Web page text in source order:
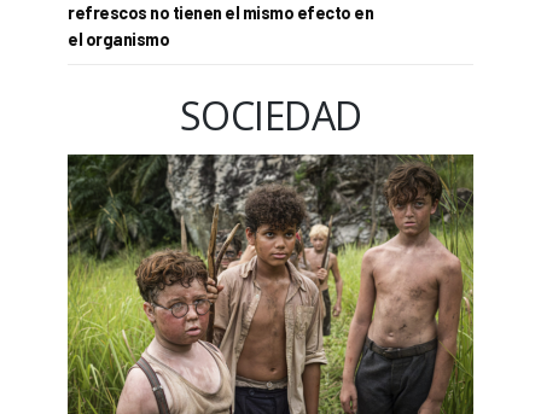
refrescos no tienen el mismo efecto en
el organismo
SOCIEDAD